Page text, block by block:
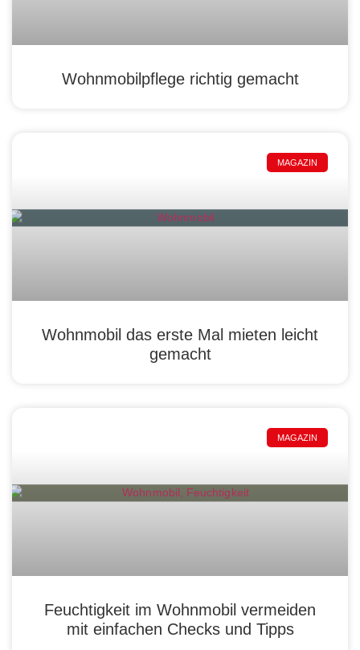
Wohnmobilpflege richtig gemacht
MAGAZIN
Wohnmobil das erste Mal mieten leicht
gemacht
MAGAZIN
Feuchtigkeit im Wohnmobil vermeiden
mit einfachen Checks und Tipps